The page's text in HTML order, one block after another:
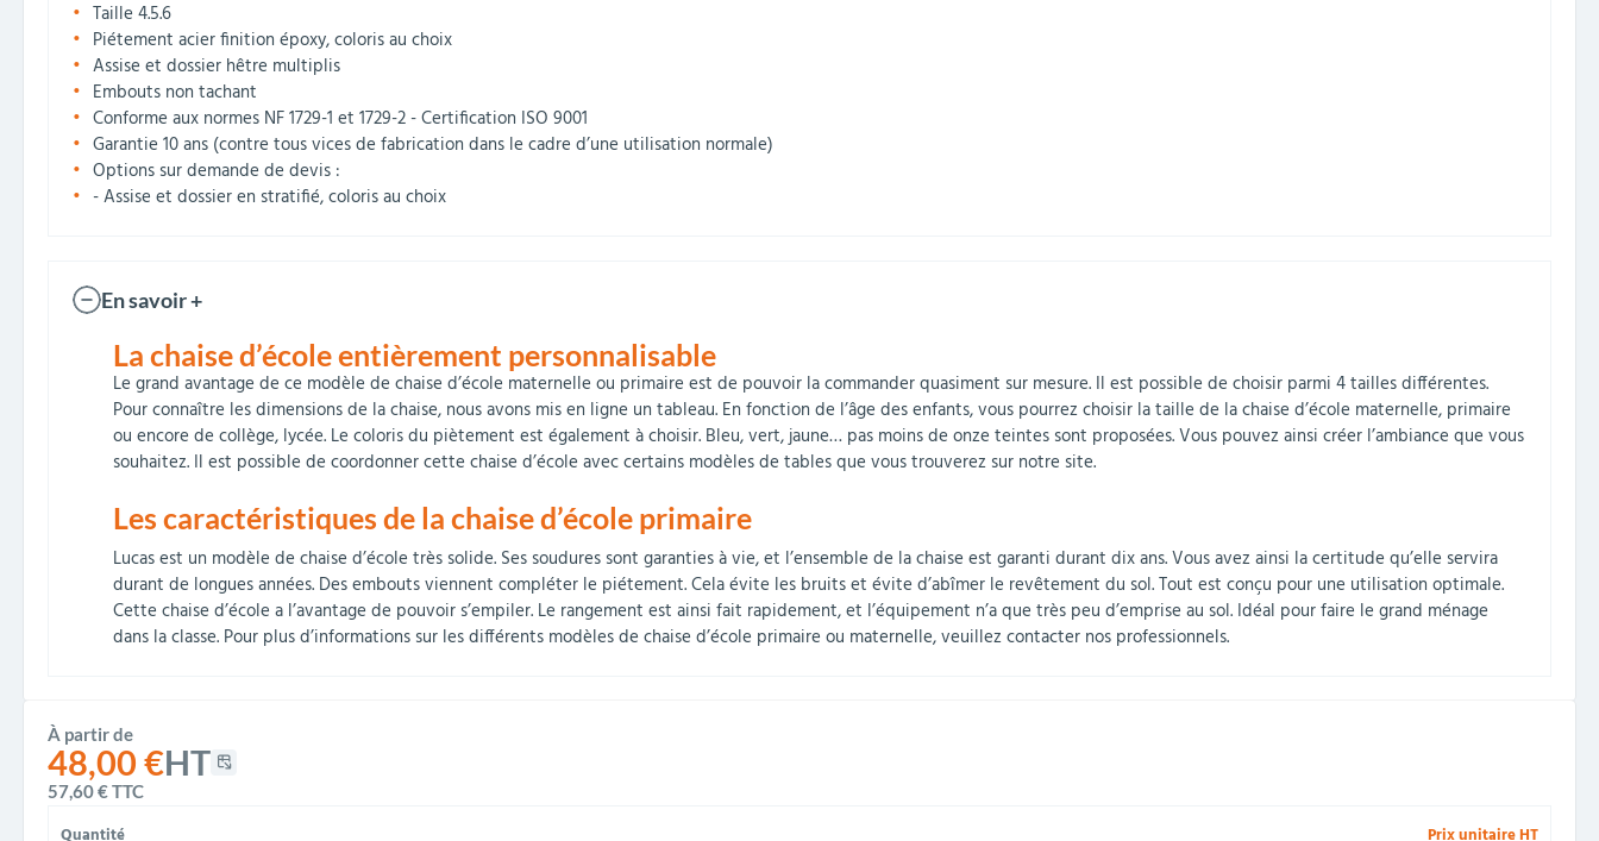
À partir de
48,00 €HT
57,60 €TTC
Quantité
Prix unitaire HT
Taille 4.5.6
Piétement acier finition époxy, coloris au choix
Assise et dossier hêtre multiplis
Embouts non tachant
Conforme aux normes NF 1729-1 et 1729-2 - Certification ISO 9001
Garantie 10 ans (contre tous vices de fabrication dans le cadre d’une utilisation normale)
Options sur demande de devis :
- Assise et dossier en stratifié, coloris au choix
En savoir +
La chaise d’école entièrement personnalisable
Le grand avantage de ce modèle de chaise d’école maternelle ou primaire est de pouvoir la commander quasiment sur mesure. Il est possible de choisir parmi 4 tailles différentes.
Pour connaître les dimensions de la chaise, nous avons mis en ligne un tableau. En fonction de l’âge des enfants, vous pourrez choisir la taille de la chaise d’école maternelle, primaire
ou encore de collège, lycée. Le coloris du piètement est également à choisir. Bleu, vert, jaune… pas moins de onze teintes sont proposées. Vous pouvez ainsi créer l’ambiance que vous
souhaitez. Il est possible de coordonner cette chaise d’école avec certains modèles de tables que vous trouverez sur notre site.
Les caractéristiques de la chaise d’école primaire
Lucas est un modèle de chaise d’école très solide. Ses soudures sont garanties à vie, et l’ensemble de la chaise est garanti durant dix ans. Vous avez ainsi la certitude qu’elle servira
durant de longues années. Des embouts viennent compléter le piétement. Cela évite les bruits et évite d’abîmer le revêtement du sol. Tout est conçu pour une utilisation optimale.
Cette chaise d’école a l’avantage de pouvoir s’empiler. Le rangement est ainsi fait rapidement, et l’équipement n’a que très peu d’emprise au sol. Idéal pour faire le grand ménage
dans la classe. Pour plus d’informations sur les différents modèles de chaise d’école primaire ou maternelle, veuillez contacter nos professionnels.